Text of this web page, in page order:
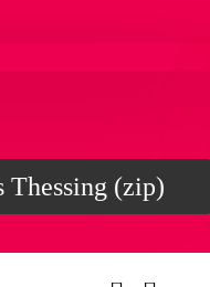
Thessing (zip)